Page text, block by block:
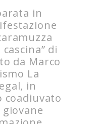
in
di
da Marco
La
in
coadiuvato
giovane